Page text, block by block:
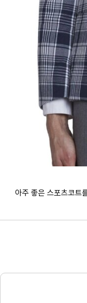
아주 좋은 스포츠코트